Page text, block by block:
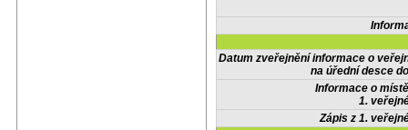
Datum zveřejnění informace o
na úřední desce
Informace o
1.
Zápis z 1.